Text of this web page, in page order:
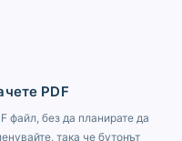
PDF
файл, без да планирате да
така че бутонът